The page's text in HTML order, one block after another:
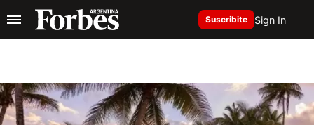
Suscribite Sign In